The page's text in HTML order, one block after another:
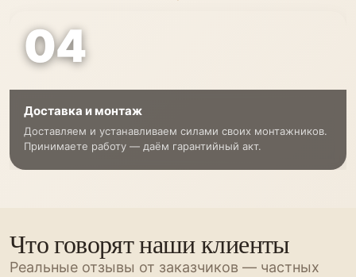
04
Доставка и монтаж
Доставляем и устанавливаем силами своих монтажников.
Принимаете работу — даём гарантийный акт.
Что говорят наши клиенты
Реальные отзывы от заказчиков — частных